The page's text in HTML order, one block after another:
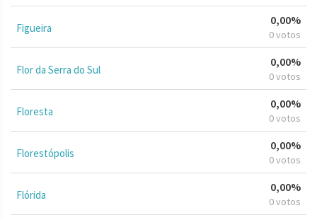
Figueira
0,00%
0 votos
Flor da Serra do Sul
0,00%
0 votos
Floresta
0,00%
0 votos
Florestópolis
0,00%
0 votos
Flórida
0,00%
0 votos